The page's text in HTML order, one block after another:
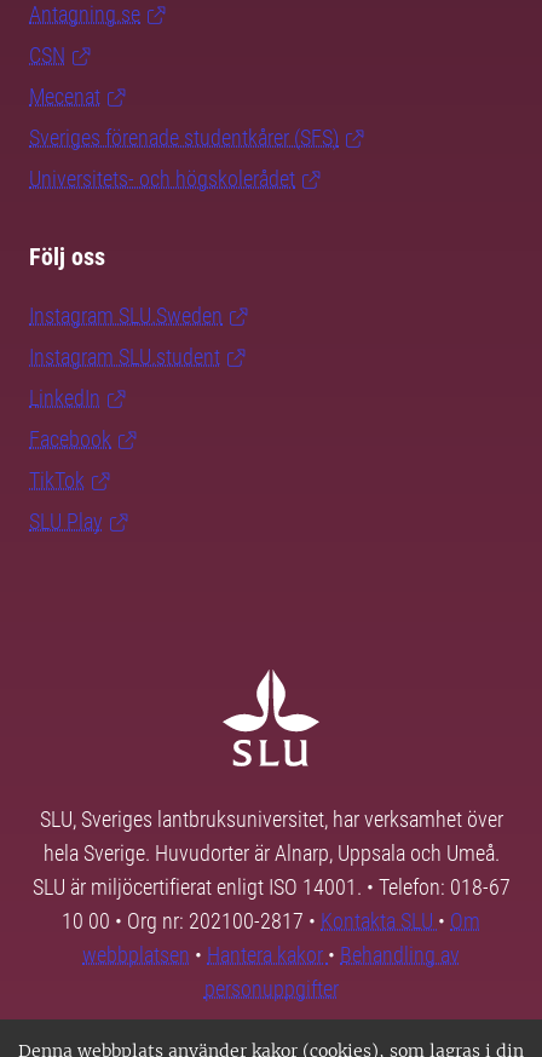
Denna webbplats använder kakor (cookies), som lagras i din
Antagning.se
CSN
Mecenat
Sveriges förenade studentkårer (SFS)
Universitets- och högskolerådet
Följ oss
Instagram SLU.Sweden
Instagram SLU.student
LinkedIn
Facebook
TikTok
SLU Play
SLU, Sveriges lantbruksuniversitet, har verksamhet över
hela Sverige. Huvudorter är Alnarp, Uppsala och Umeå.
SLU är miljöcertifierat enligt ISO 14001. • Telefon: 018-67
10 00 • Org nr: 202100-2817 • Kontakta SLU • Om
webbplatsen • Hantera kakor • Behandling av
personuppgifter